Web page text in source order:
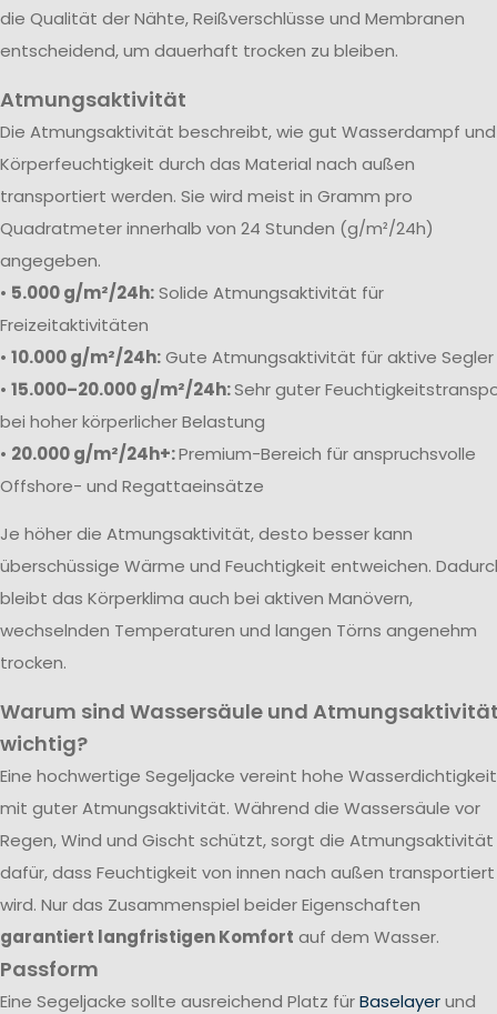
die Qualität der Nähte, Reißverschlüsse und Membranen
entscheidend, um dauerhaft trocken zu bleiben.
Atmungsaktivität
Die Atmungsaktivität beschreibt, wie gut Wasserdampf und
Körperfeuchtigkeit durch das Material nach außen
transportiert werden. Sie wird meist in Gramm pro
Quadratmeter innerhalb von 24 Stunden (g/m²/24h)
angegeben.
• 5.000 g/m²/24h:Solide Atmungsaktivität für
Freizeitaktivitäten
• 10.000 g/m²/24h:Gute Atmungsaktivität für aktive Segler
• 15.000–20.000 g/m²/24h:Sehr guter
bei hoher körperlicher Belastung
• 20.000 g/m²/24h+:Premium-Bereich für anspruchsvolle
Offshore- und Regattaeinsätze
Je höher die Atmungsaktivität, desto besser kann
überschüssige Wärme und Feuchtigkeit entweichen.
bleibt das Körperklima auch bei aktiven Manövern,
wechselnden Temperaturen und langen Törns angenehm
trocken.
Warum sind Wassersäule und
wichtig?
Eine hochwertige Segeljacke vereint hohe Wasserdichtigkeit
mit guter Atmungsaktivität. Während die Wassersäule vor
Regen, Wind und Gischt schützt, sorgt die Atmungsaktivität
dafür, dass Feuchtigkeit von innen nach außen transportiert
wird. Nur das Zusammenspiel beider Eigenschaften
garantiert langfristigen Komfort auf dem Wasser.
Passform
Eine Segeljacke sollte ausreichend Platz fürBaselayerund